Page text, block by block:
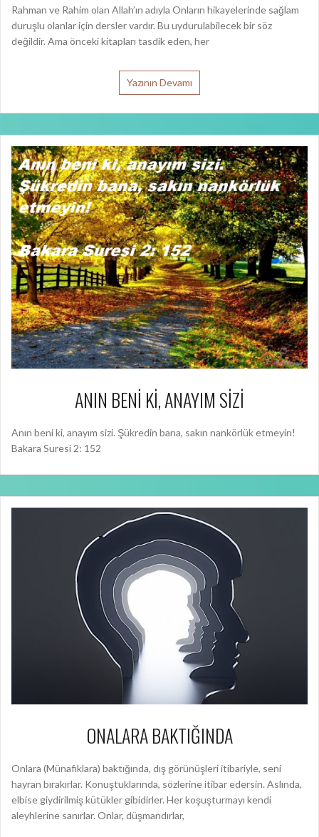
Rahman ve Rahim olan Allah’ın adıyla Onların hikayelerinde sağlam
duruşlu olanlar için dersler vardır. Bu uydurulabilecek bir söz
değildir. Ama önceki kitapları tasdik eden, her
Yazının Devamı
ANIN BENİ Kİ, ANAYIM SİZİ
Anın beni ki, anayım sizi. Şükredin bana, sakın nankörlük etmeyin!
Bakara Suresi 2: 152
ONALARA BAKTIĞINDA
Onlara (Münafıklara) baktığında, dış görünüşleri itibariyle, seni
hayran bırakırlar. Konuştuklarında, sözlerine itibar edersin. Aslında,
elbise giydirilmiş kütükler gibidirler. Her koşuşturmayı kendi
aleyhlerine sanırlar. Onlar, düşmandırlar,